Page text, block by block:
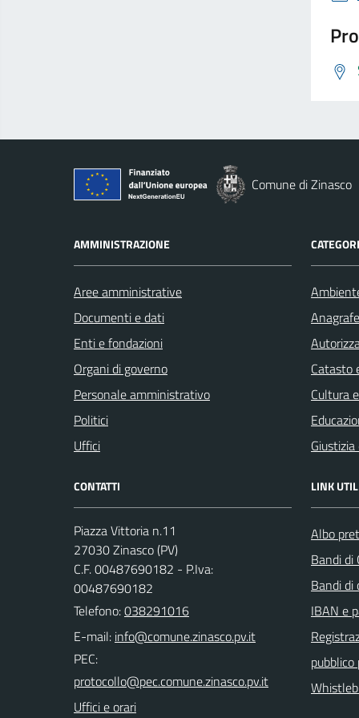
Comune di Zinasco
AMMINISTRAZIONE
Aree amministrative
Documenti e dati
Enti e fondazioni
Organi di governo
Personale amministrativo
Politici
Uffici
Catasto
Cultura
CONTATTI
Piazza Vittoria n.11
27030 Zinasco (PV)
C.F. 00487690182 - P.Iva:
00487690182
Telefono:038291016
E-mail:
PEC:
Uffici e orari
LINK
Albo
Bandi di
Bandi di
IBAN e